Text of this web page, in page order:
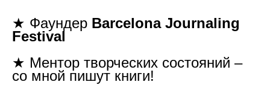
★ Фаундер Barcelona Journaling
Festival
★ Ментор творческих состояний –
со мной пишут книги!